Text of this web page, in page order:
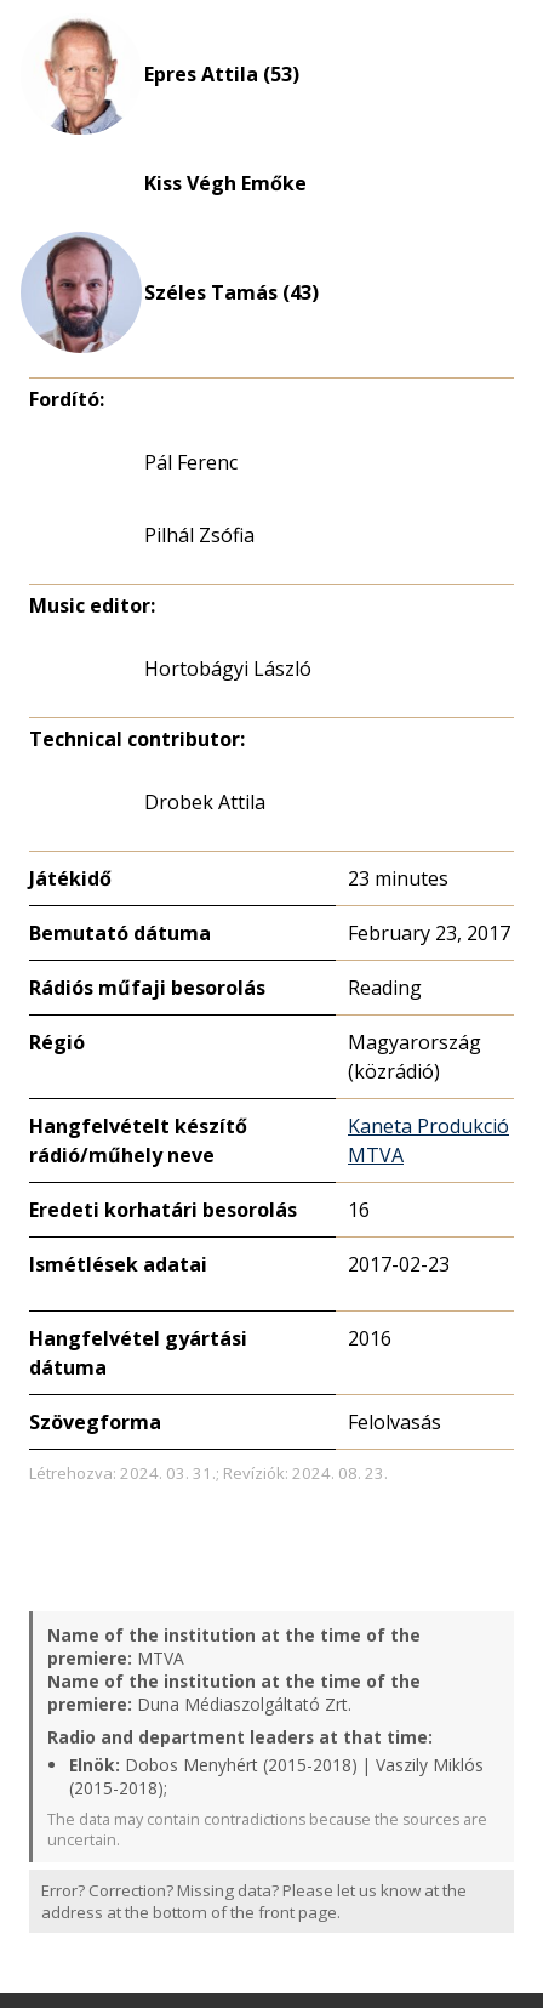
Epres Attila (53)
Kiss Végh Emőke
Széles Tamás (43)
Fordító:
Pál Ferenc
Pilhál Zsófia
Music editor:
Hortobágyi László
Technical contributor:
Drobek Attila
Játékidő 23 minutes
Bemutató dátuma February 23, 2017
Rádiós műfaji besorolás Reading
Régió
Magyarország
(közrádió)
Hangfelvételt készítő
rádió/műhely neve
Kaneta Produkció
MTVA
Eredeti korhatári besorolás 16
Ismétlések adatai 2017-02-23
Hangfelvétel gyártási
dátuma
2016
Szövegforma Felolvasás
Létrehozva: 2024. 03. 31.; Revíziók: 2024. 08. 23.
Name of the institution at the time of the
premiere: MTVA
Name of the institution at the time of the
premiere: Duna Médiaszolgáltató Zrt.
Radio and department leaders at that time:
Elnök: Dobos Menyhért (2015-2018) | Vaszily Miklós
(2015-2018);
The data may contain contradictions because the sources are
uncertain.
Error? Correction? Missing data? Please let us know at the
address at the bottom of the front page.